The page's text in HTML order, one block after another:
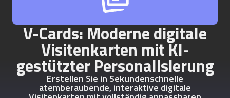
V-Cards: Moderne digitale
Visitenkarten mit KI-
gestützter Personalisierung
Erstellen Sie in Sekundenschnelle
atemberaubende, interaktive digitale